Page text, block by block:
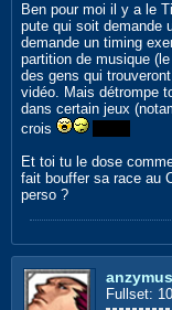
Ben pour moi il y a le
pute qui soit demande
demande un timing
partition de musique
des gens qui
vidéo. Mais détrompe
dans certain jeux
crois
Et toi tu le dose
fait bouffer sa race au
perso ?
anzymus
Fullset: